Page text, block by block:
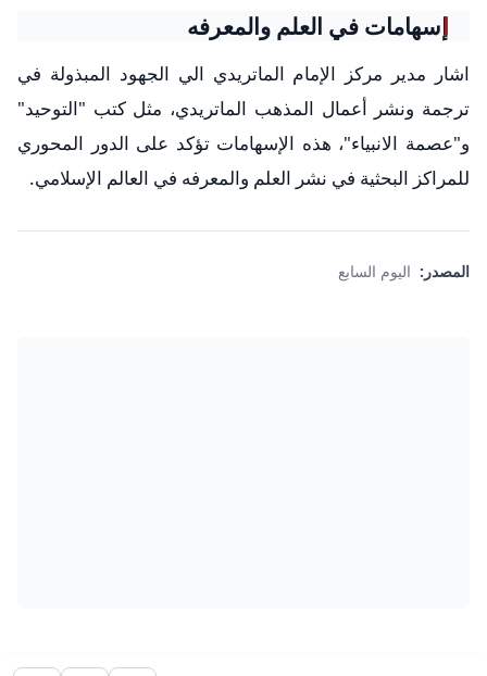
إسهامات في العلم والمعرفه
اشار مدير مركز الإمام الماتريدي الي الجهود المبذولة في
ترجمة ونشر أعمال المذهب الماتريدي، مثل كتب "التوحيد"
و"عصمة الانبياء"، هذه الإسهامات تؤكد على الدور المحوري
للمراكز البحثية في نشر العلم والمعرفه في العالم الإسلامي.
المصدر: اليوم السابع